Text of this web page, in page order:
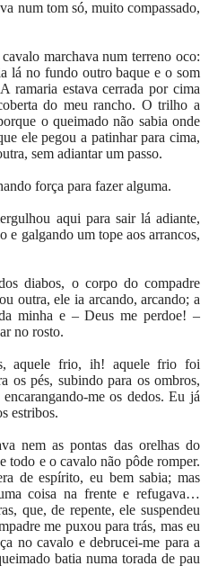
num tom só, muito compassado,
marchava num terreno oco:
lá no fundo outro baque e o som
ramaria estava cerrada por cima
do meu rancho. O trilho a
o queimado não sabia onde
ele pegou a patinhar para cima,
sem adiantar um passo.
força para fazer alguma.
aqui para sair lá adiante,
e galgando um tope aos arrancos,
diabos, o corpo do compadre
outra, ele ia arcando, arcando; a
minha e – Deus me perdoe! –
no rosto.
aquele frio, ih! aquele frio foi
os pés, subindo para os ombros,
me os dedos. Eu já
estribos.
nem as pontas das orelhas do
todo e o cavalo não pôde romper.
de espírito, eu bem sabia; mas
coisa na frente e refugava…
que, de repente, ele suspendeu
me puxou para trás, mas eu
no cavalo e debrucei-me para a
batia numa torada de pau